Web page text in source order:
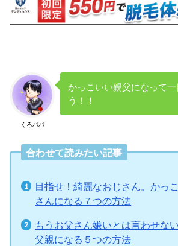
くろパパ
かっこいい親父になって一
う！！
合わせて読みたい記事
目指せ！綺麗なおじさん。かっ
さんになる７つの方法
もうお父さん嫌いとは言わせな
父親になる５つの方法